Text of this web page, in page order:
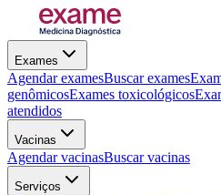
Exames
Agendar examesBuscar exames
genômicosExames toxicológicos
atendidos
Vacinas
Agendar vacinasBuscar vacinas
Serviços